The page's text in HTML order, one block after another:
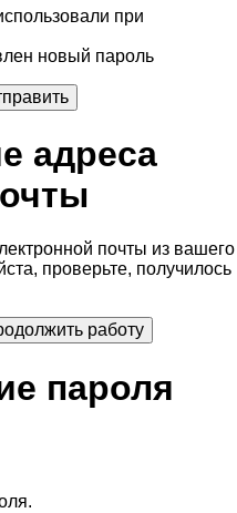
при
новый пароль
адреса
почты из вашего
проверьте, получилось
пароля